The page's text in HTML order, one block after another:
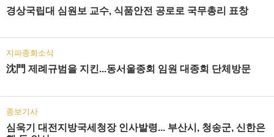
경상국립대 심원보 교수, 식품안전 공로로 국무총리 표창
지파종회소식
沈門 제례규범을 지킨...동서울종회 임원 대종회 단체방문
종보기사
심욱기 대전지방국세청장 인사발령... 부산시, 청송군, 신한은